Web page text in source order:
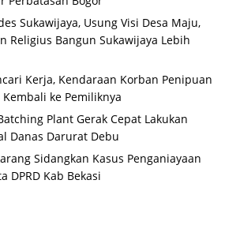
Sukawijaya, Usung Visi Desa Maju,
Religius Bangun Sukawijaya Lebih
Kerja, Kendaraan Korban Penipuan
ke Pemiliknya
Plant Gerak Cepat Lakukan
Danas Darurat Debu
Sidangkan Kasus Penganiayaan
DPRD Kab Bekasi